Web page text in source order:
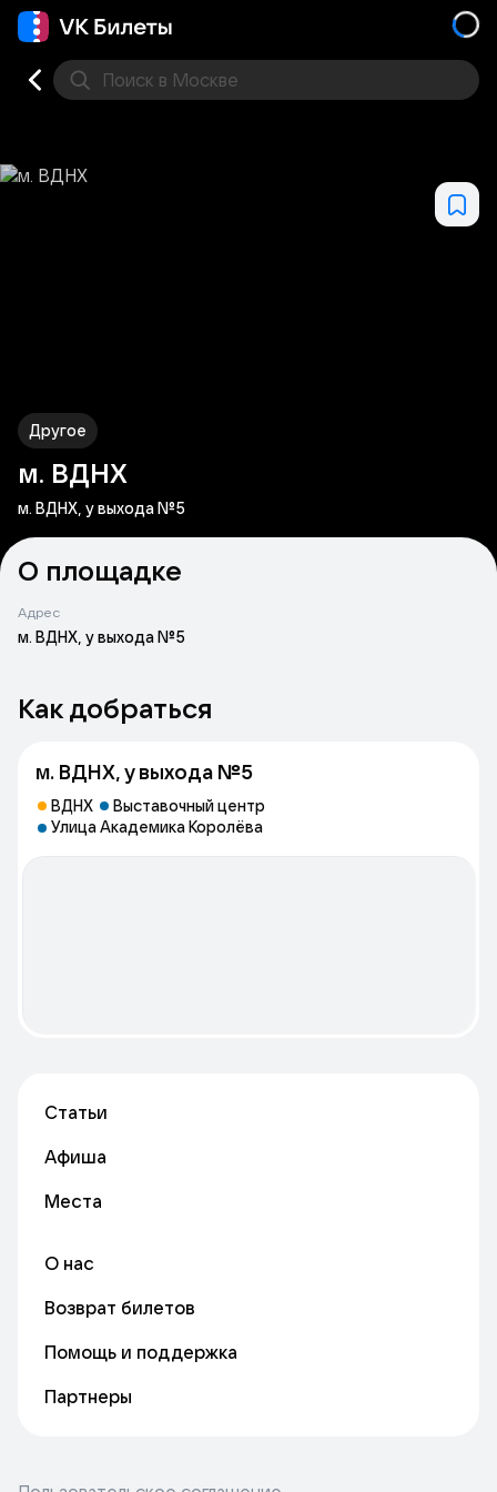
Поиск в Москве
Другое
м. ВДНХ
м. ВДНХ, у выхода №5
О площадке
Адрес
м. ВДНХ, у выхода №5
Как добраться
м. ВДНХ, у выхода №5
ВДНХ
Выставочный центр
Улица Академика Королёва
Статьи
Афиша
Места
О нас
Возврат билетов
Помощь и поддержка
Партнеры